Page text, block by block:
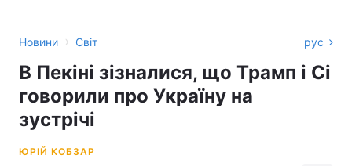
Новини › Світ рус
В Пекіні зізналися, що Трамп і Сі
говорили про Україну на
зустрічі
ЮРІЙ КОБЗАР